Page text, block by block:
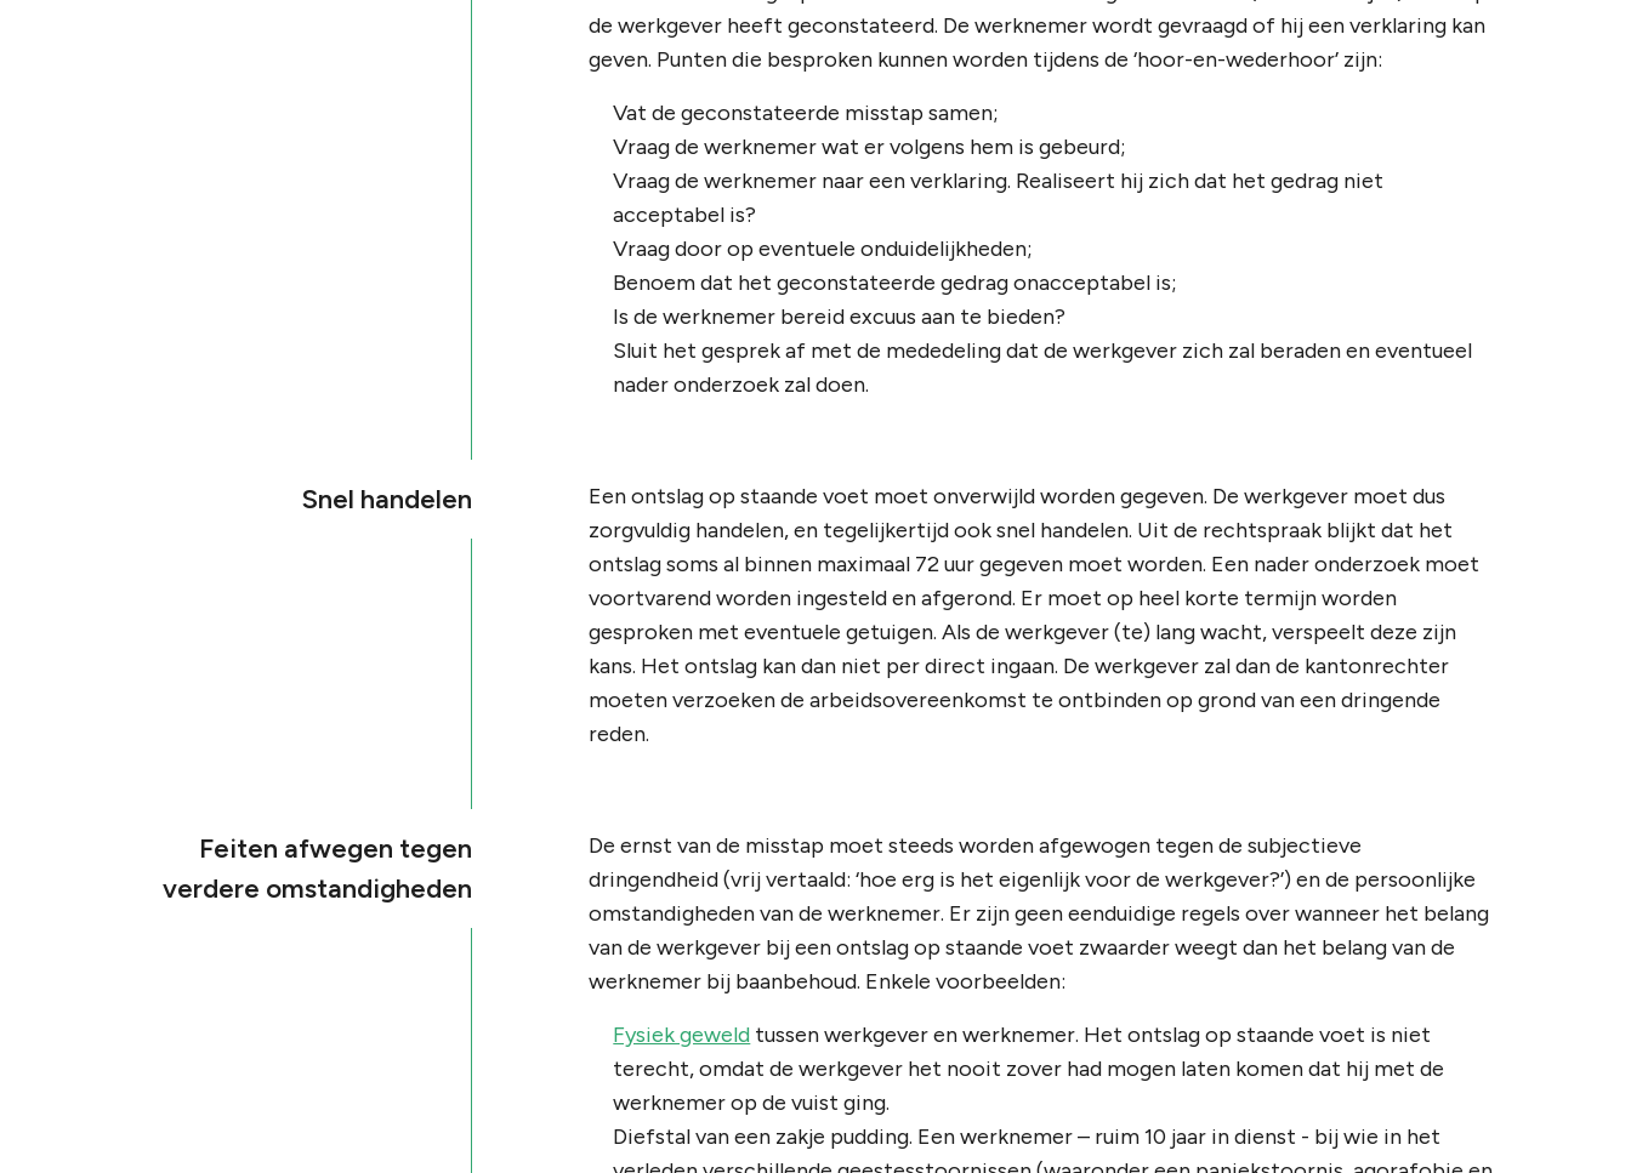
de werkgever heeft geconstateerd. De werknemer wordt gevraagd of hij een verklaring kan
geven. Punten die besproken kunnen worden tijdens de ‘hoor-en-wederhoor’ zijn:
Vat de geconstateerde misstap samen;
Vraag de werknemer wat er volgens hem is gebeurd;
Vraag de werknemer naar een verklaring. Realiseert hij zich dat het gedrag niet
acceptabel is?
Vraag door op eventuele onduidelijkheden;
Benoem dat het geconstateerde gedrag onacceptabel is;
Is de werknemer bereid excuus aan te bieden?
Sluit het gesprek af met de mededeling dat de werkgever zich zal beraden en eventueel
nader onderzoek zal doen.
Snel handelen
Een ontslag op staande voet moet onverwijld worden gegeven. De werkgever moet dus
zorgvuldig handelen, en tegelijkertijd ook snel handelen. Uit de rechtspraak blijkt dat het
ontslag soms al binnen maximaal 72 uur gegeven moet worden. Een nader onderzoek moet
voortvarend worden ingesteld en afgerond. Er moet op heel korte termijn worden
gesproken met eventuele getuigen. Als de werkgever (te) lang wacht, verspeelt deze zijn
kans. Het ontslag kan dan niet per direct ingaan. De werkgever zal dan de kantonrechter
moeten verzoeken de arbeidsovereenkomst te ontbinden op grond van een dringende
reden.
Feiten afwegen tegen
verdere omstandigheden
De ernst van de misstap moet steeds worden afgewogen tegen de subjectieve
dringendheid (vrij vertaald: ‘hoe erg is het eigenlijk voor de werkgever?’) en de persoonlijke
omstandigheden van de werknemer. Er zijn geen eenduidige regels over wanneer het belang
van de werkgever bij een ontslag op staande voet zwaarder weegt dan het belang van de
werknemer bij baanbehoud. Enkele voorbeelden:
Fysiek geweld tussen werkgever en werknemer. Het ontslag op staande voet is niet
terecht, omdat de werkgever het nooit zover had mogen laten komen dat hij met de
werknemer op de vuist ging.
Diefstal van een zakje pudding. Een werknemer – ruim 10 jaar in dienst - bij wie in het